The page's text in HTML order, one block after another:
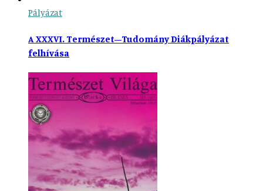
Pályázat
A XXXVI. Természet–Tudomány Diákpályázat
felhívása